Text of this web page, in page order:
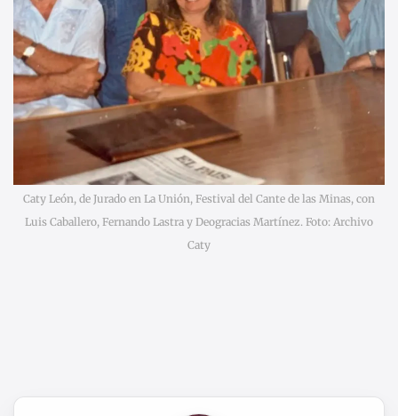
Caty León, de Jurado en La Unión, Festival del Cante de las Minas, con
Luis Caballero, Fernando Lastra y Deogracias Martínez. Foto: Archivo
Caty